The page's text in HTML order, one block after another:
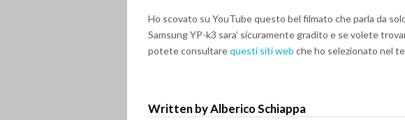
Ho scovato su YouTube questo bel filmato che parla da
Samsung YP-k3 sara’ sicuramente gradito e se volete
potete consultarequesti siti web che ho selezionato nel
Written by Alberico Schiappa